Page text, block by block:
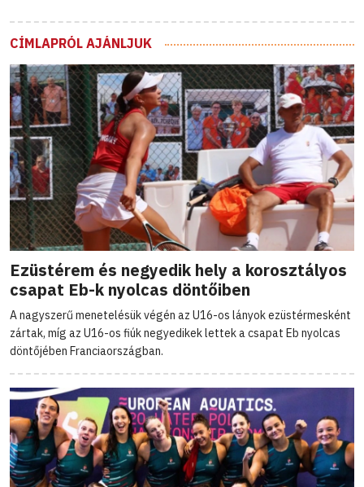
CÍMLAPRÓL AJÁNLJUK
Ezüstérem és negyedik hely a korosztályos
csapat Eb-k nyolcas döntőiben
A nagyszerű menetelésük végén az U16-os lányok ezüstérmesként
zártak, míg az U16-os fiúk negyedikek lettek a csapat Eb nyolcas
döntőjében Franciaországban.